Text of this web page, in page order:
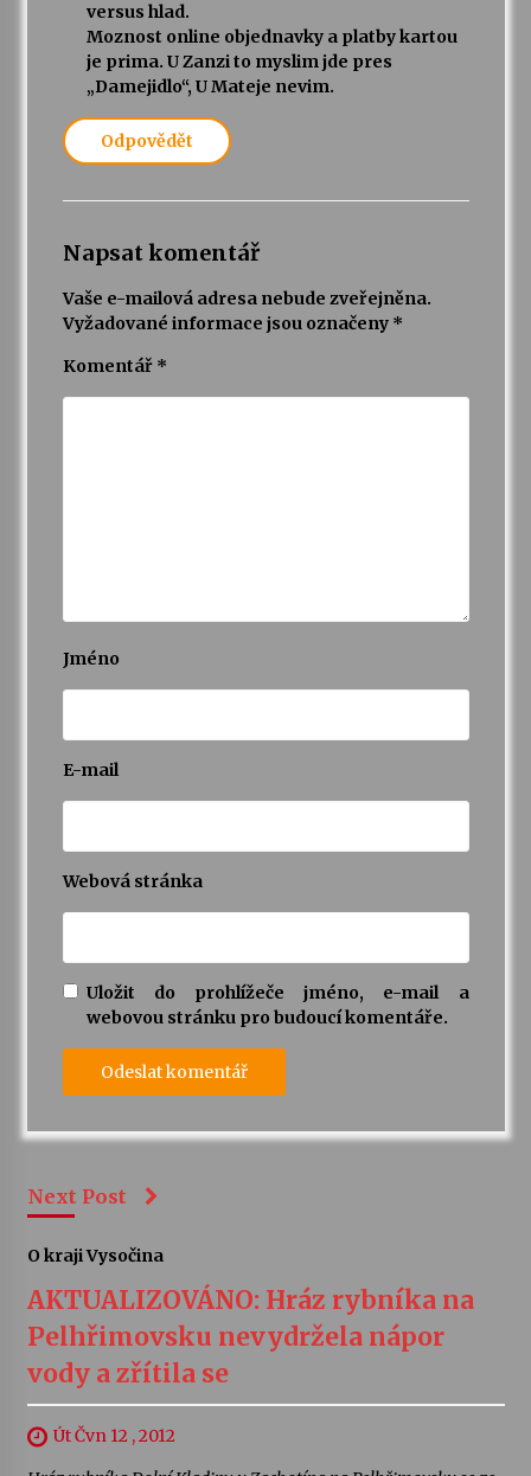
versus hlad.
Moznost online objednavky a platby kartou
je prima. U Zanzi to myslim jde pres
„Damejidlo“, U Mateje nevim.
Odpovědět
Napsat komentář
Vaše e-mailová adresa nebude zveřejněna.
Vyžadované informace jsou označeny *
Komentář *
Jméno
E-mail
Webová stránka
Uložit do prohlížeče jméno, e-mail a
webovou stránku pro budoucí komentáře.
Next Post
O kraji Vysočina
AKTUALIZOVÁNO: Hráz rybníka na
Pelhřimovsku nevydržela nápor
vody a zřítila se
Út Čvn 12 , 2012